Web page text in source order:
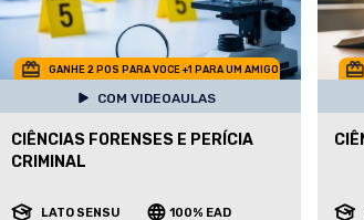
GANHE 2 POS PARA VOCE +1 PARA UM AMIGO
COM VIDEOAULAS
CIÊNCIAS FORENSES E PERÍCIA
CRIMINAL
LATO SENSU 100% EAD